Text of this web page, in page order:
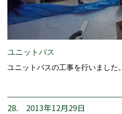
ユニットバス
ユニットバスの工事を行いました。
28. 2013年12月29日